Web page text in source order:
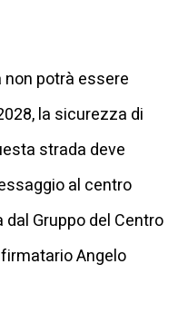
non potrà essere
la sicurezza di
strada deve
al centro
Gruppo del Centro
Angelo